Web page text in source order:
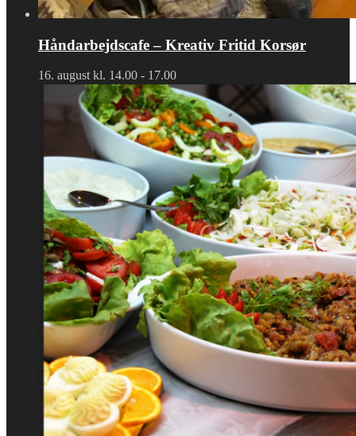
Håndarbejdscafe – Kreativ Fritid Korsør
16. august kl. 14.00 - 17.00